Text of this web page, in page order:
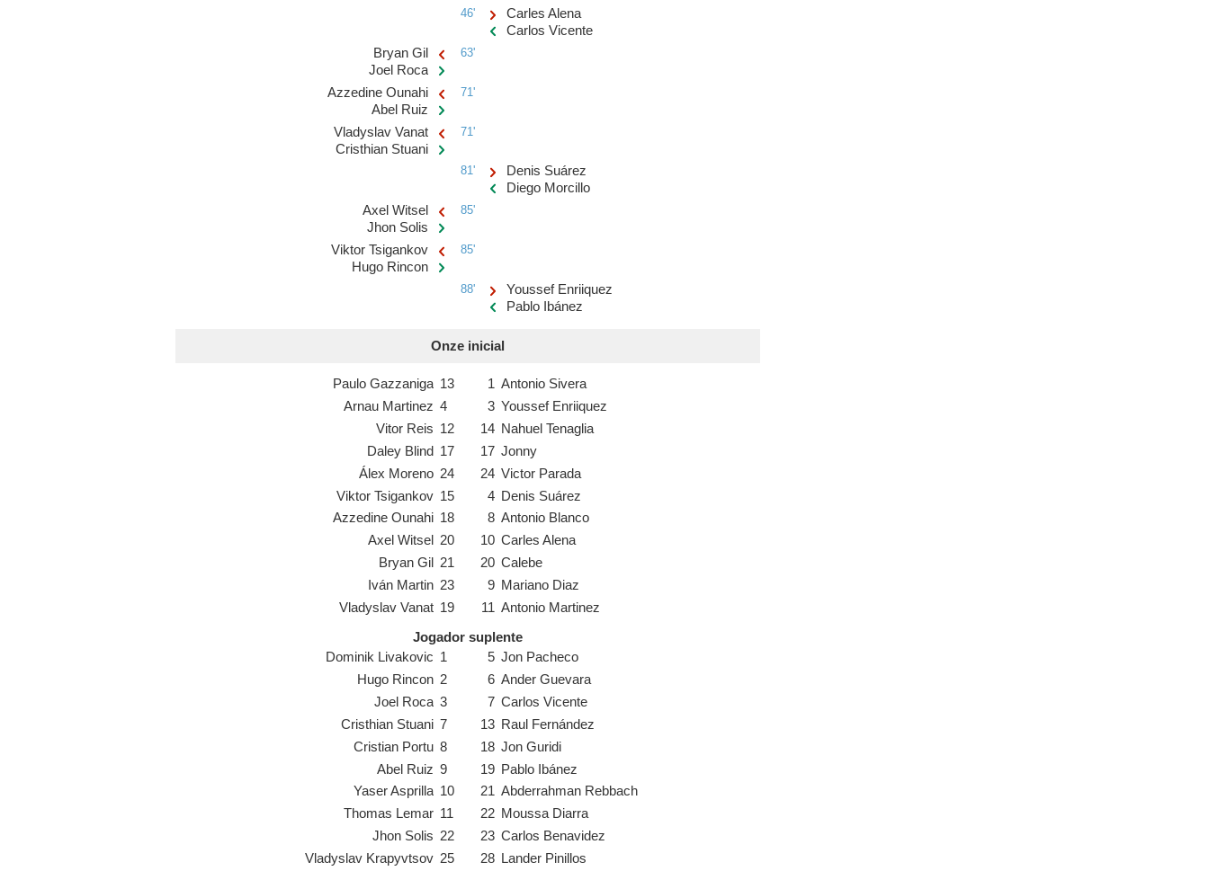
46'
Carles Alena
Carlos Vicente
Bryan Gil
Joel Roca
63'
Azzedine Ounahi
Abel Ruiz
71'
Vladyslav Vanat
Cristhian Stuani
71'
81'
Denis Suárez
Diego Morcillo
Axel Witsel
Jhon Solis
85'
Viktor Tsigankov
Hugo Rincon
85'
88'
Youssef Enriiquez
Pablo Ibánez
Onze inicial
Paulo Gazzaniga 13 1 Antonio Sivera
Arnau Martinez 4 3 Youssef Enriiquez
Vitor Reis 12 14 Nahuel Tenaglia
Daley Blind
17 17 Jonny
Álex Moreno 24 24 Victor Parada
Viktor Tsigankov 15 4 Denis Suárez
Azzedine Ounahi 18 8 Antonio Blanco
Axel Witsel
20 10 Carles Alena
Bryan Gil
21 20 Calebe
Iván Martin 23 9 Mariano Diaz
Vladyslav Vanat 19 11 Antonio Martinez
Jogador suplente
Dominik Livakovic 1 5 Jon Pacheco
Hugo Rincon 2 6 Ander Guevara
Joel Roca 3 7 Carlos Vicente
Cristhian Stuani 7 13 Raul Fernández
Cristian Portu 8 18 Jon Guridi
Abel Ruiz 9 19 Pablo Ibánez
Yaser Asprilla 10 21 Abderrahman Rebbach
Thomas Lemar 11 22 Moussa Diarra
Jhon Solis 22 23 Carlos Benavidez
Vladyslav Krapyvtsov 25 28
Lander Pinillos